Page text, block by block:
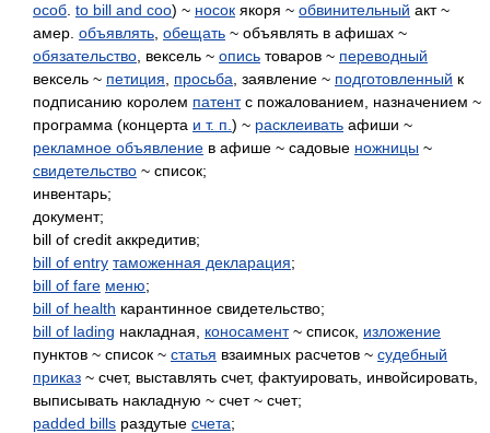
особ to bill and coo) ~ носок якоря ~ обвинительный акт ~
амер. объявлять обещать ~ объявлять в афишах ~
обязательство , вексель ~ опись товаров ~ переводный
вексель ~ петиция просьба , заявление ~ подготовленный к
подписанию королем патентс пожалованием, назначением ~
программа (концерта и т. п. ) ~ расклеивать афиши ~
рекламное объявление в афише ~ садовые ножницы ~
свидетельство ~ список;
инвентарь;
документ;
bill of credit аккредитив;
bill of entry таможенная декларация;
bill of fare меню;
bill of health карантинное свидетельство;
bill of lading накладная, коносамент~ список, изложение
пунктов ~ список ~ статья взаимных расчетов ~ судебный
приказ ~ счет, выставлять счет, фактуировать, инвойсировать,
выписывать накладную ~ счет ~ счет;
padded bills раздутые счета;